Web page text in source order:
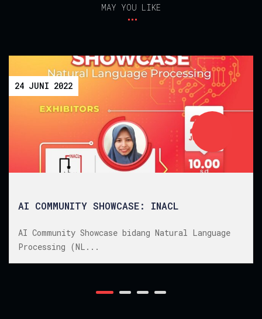
MAY YOU LIKE
24 JUNI 2022
AI COMMUNITY SHOWCASE: INACL
AI Community Showcase bidang Natural Language
Processing (NL...